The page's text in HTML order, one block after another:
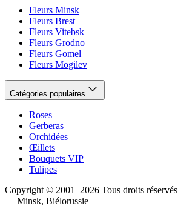
Fleurs Minsk
Fleurs Brest
Fleurs Vitebsk
Fleurs Grodno
Fleurs Gomel
Fleurs Mogilev
Catégories populaires
Roses
Gerberas
Orchidées
Œillets
Bouquets VIP
Tulipes
Copyright © 2001–2026 Tous droits réservés
— Minsk, Biélorussie